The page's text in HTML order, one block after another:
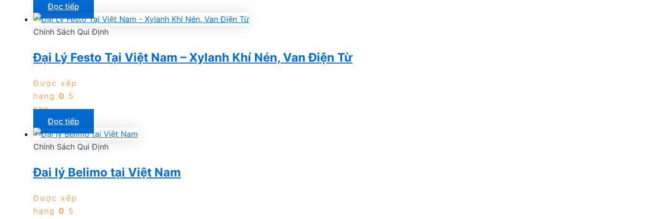
Đọc tiếp
Chính Sách Qui Định
Đại Lý Festo Tại Việt Nam – Xylanh Khí Nén, Van Điện Từ
Được xếp
hạng 0 5
sao
Đọc tiếp
Chính Sách Qui Định
Đại lý Belimo tại Việt Nam
Được xếp
hạng 0 5